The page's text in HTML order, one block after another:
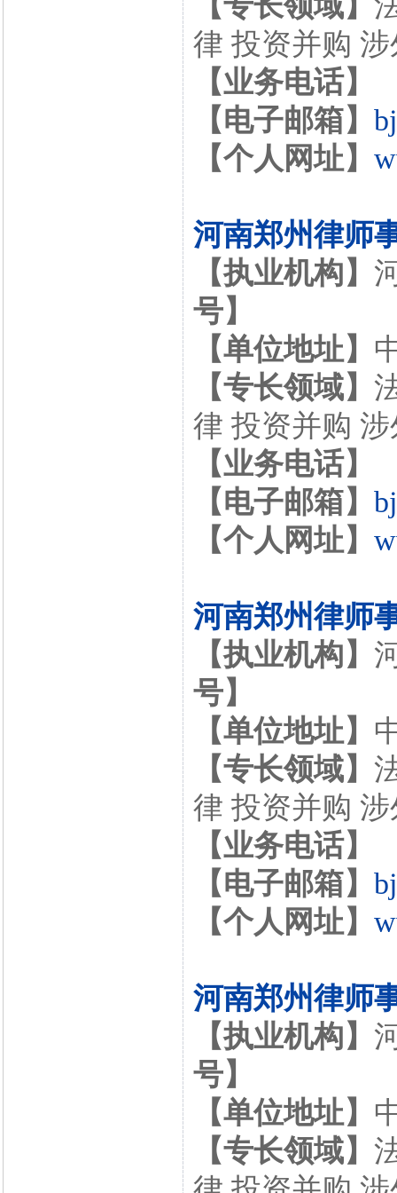
律 投资并购
【业务电话】
【电子邮箱】
【个人网址】
河南郑州律师
【执业机构】
号】
【单位地址】
【专长领域】
律 投资并购
【业务电话】
【电子邮箱】
【个人网址】
河南郑州律师
【执业机构】
号】
【单位地址】
【专长领域】
律 投资并购
【业务电话】
【电子邮箱】
【个人网址】
河南郑州律师
【执业机构】
号】
【单位地址】
【专长领域】